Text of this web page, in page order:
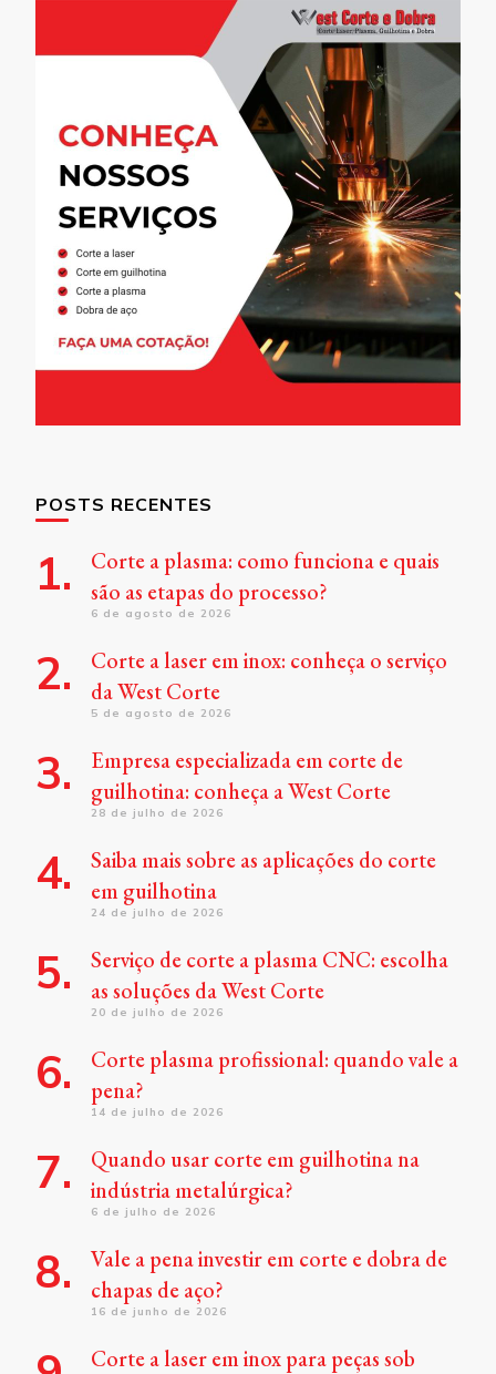
POSTS RECENTES
Corte a plasma: como funciona e quais
são as etapas do processo?
6 de agosto de 2026
Corte a laser em inox: conheça o serviço
da West Corte
5 de agosto de 2026
Empresa especializada em corte de
guilhotina: conheça a West Corte
28 de julho de 2026
Saiba mais sobre as aplicações do corte
em guilhotina
24 de julho de 2026
Serviço de corte a plasma CNC: escolha
as soluções da West Corte
20 de julho de 2026
Corte plasma profissional: quando vale a
pena?
14 de julho de 2026
Quando usar corte em guilhotina na
indústria metalúrgica?
6 de julho de 2026
Vale a pena investir em corte e dobra de
chapas de aço?
16 de junho de 2026
Corte a laser em inox para peças sob